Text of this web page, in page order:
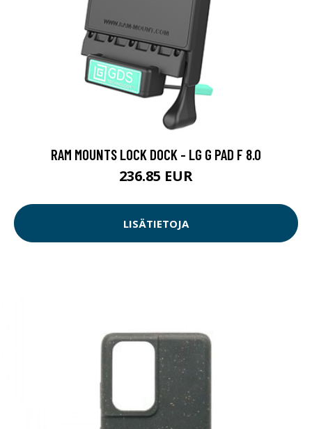
RAM MOUNTS LOCK DOCK - LG G PAD F 8.0
236.85 EUR
LISÄTIETOJA